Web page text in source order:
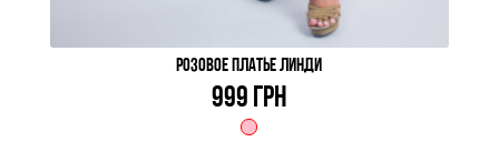
РОЗОВОЕ ПЛАТЬЕ ЛИНДИ
999 ГРН